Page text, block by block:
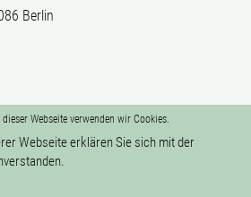
Webseite verwenden wir Cookies.
Webseite erklären Sie sich mit der
Berlin